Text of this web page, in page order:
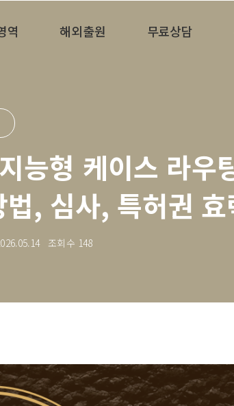
역 해외출원 무료상담
형 케이스 라우
, 심사, 특허권
조회수 148